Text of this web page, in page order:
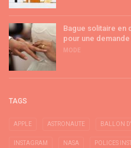
Bague solitaire en
pour une
MODE
TAGS
APPLE ASTRONAUTE BALLON
INSTAGRAM NASA POLICES